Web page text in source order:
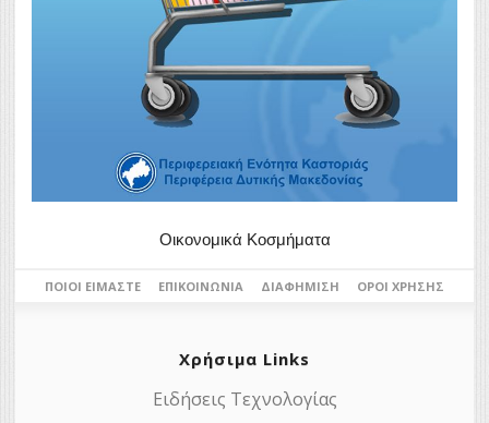
Οικονομικά Κοσμήματα
ΠΟΙΟΙ ΕΊΜΑΣΤΕ ΕΠΙΚΟΙΝΩΝΊΑ ΔΙΑΦΉΜΙΣΗ ΌΡΟΙ ΧΡΉΣΗΣ
Χρήσιμα Links
Ειδήσεις Τεχνολογίας